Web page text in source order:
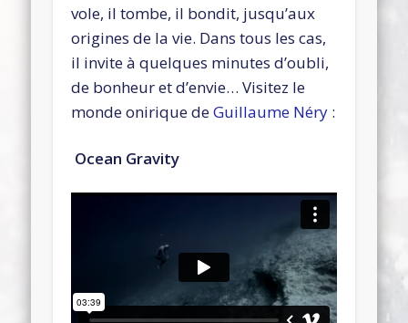
vole, il tombe, il bondit, jusqu’aux
origines de la vie. Dans tous les cas,
il invite à quelques minutes d’oubli,
de bonheur et d’envie… Visitez le
monde onirique deGuillaume Néry :
Ocean Gravity